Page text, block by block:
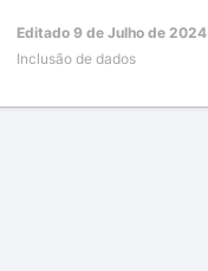
Editado 9 de Julho de 2024
Inclusão de dados